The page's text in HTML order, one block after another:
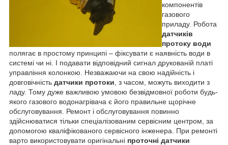
компонентів
газового
приладу. Робота
датчиків
протоку води
полягає в простому принципі – фіксувати є наявність води в
системі чи ні. І подавати відповідний сигнал друкованій платі
управління колонкою. Незважаючи на свою надійність і
довговічність датчики протоки , з часом, можуть виходити з
ладу. Тому дуже важливою умовою безвідмовної роботи будь-
якого газового водонагрівача є його правильне щорічне
обслуговування. Ремонт і обслуговування повинно
здійснюватися тільки спеціалізованим сервісним центром, за
допомогою кваліфікованого сервісного інженера. При ремонті
варто використовувати оригінальні проточні датчики